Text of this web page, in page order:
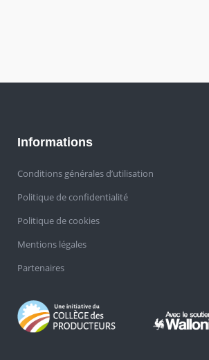
Informations
Conditions générales d’utilisation
Politique de confidentialité
Politique de cookies
Mentions légales
Partenaires